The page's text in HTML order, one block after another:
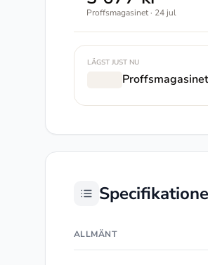
Proffsmagasinet · 24 jul
LÄGST JUST NU
Proffsmagasinet
ALLMÄNT